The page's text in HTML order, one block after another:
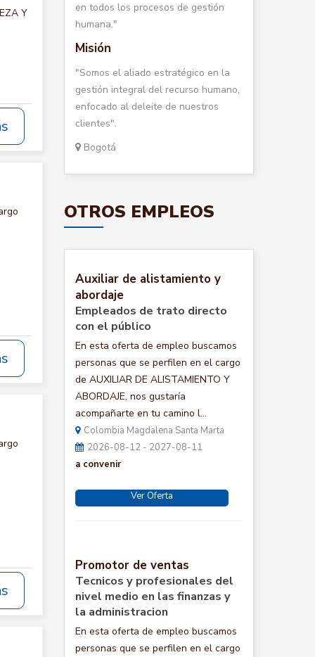
Y
en todos los procesos de gestión
humana."
Misión
"Somos el aliado estratégico en la
gestión integral del recurso humano,
enfocado al deleite de nuestros
clientes".
Bogotá
OTROS EMPLEOS
Auxiliar de alistamiento y
abordaje
Empleados de trato directo
con el público
En esta oferta de empleo buscamos
personas que se perfilen en el cargo
de AUXILIAR DE ALISTAMIENTO Y
ABORDAJE, nos gustaría
acompañarte en tu camino l...
Colombia Magdalena Santa Marta
2026-08-12 - 2027-08-11
a convenir
Ver Oferta
Promotor de ventas
Tecnicos y profesionales del
nivel medio en las finanzas y
la administracion
En esta oferta de empleo buscamos
personas que se perfilen en el cargo